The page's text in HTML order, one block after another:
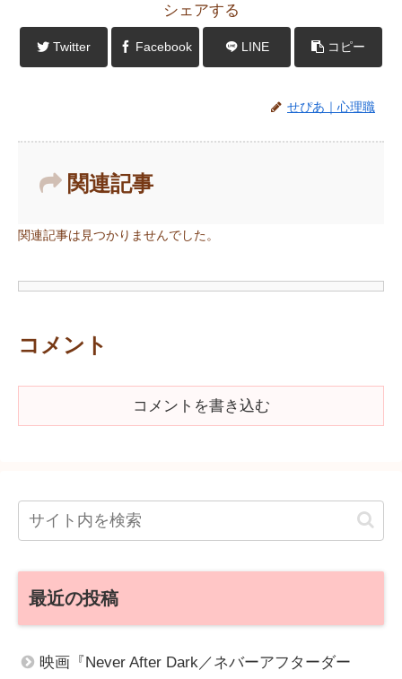
シェアする
Twitter Facebook LINE コピー
せぴあ｜心理職
関連記事
関連記事は見つかりませんでした。
コメント
コメントを書き込む
最近の投稿
映画『Never After Dark／ネバーアフターダー